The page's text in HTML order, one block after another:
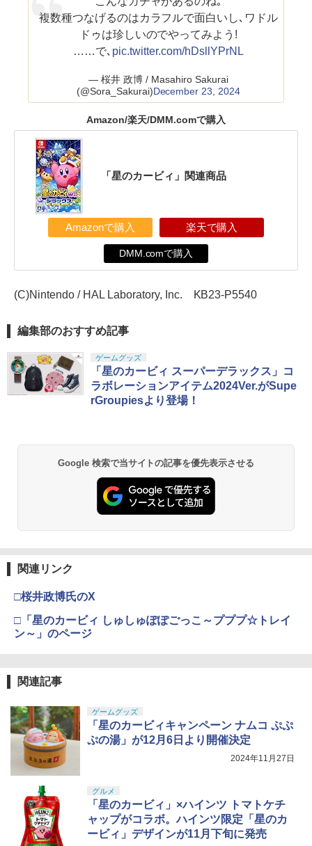
複数種つなげるのはカラフルで面白いし､ワドル
ドゥは珍しいのでやってみよう!
……で､ pic.twitter.com/hDsllYPrNL
— 桜井 政博 / Masahiro Sakurai
(@Sora_Sakurai)December 23, 2024
Amazon/楽天/DMM.comで購入
「星のカービィ」関連商品
Amazonで購入 楽天で購入
DMM.comで購入
(C)Nintendo / HAL Laboratory, Inc. KB23‐P5540
編集部のおすすめ記事
ゲームグッズ
「星のカービィ スーパーデラックス」コ
ラボレーションアイテム2024Ver.がSupe
rGroupiesより登場！
Google 検索で当サイトの記事を優先表示させる
関連リンク
□桜井政博氏のX
□「星のカービィ しゅしゅぽぽごっこ～プププ☆トレイ
ン～」のページ
関連記事
ゲームグッズ
「星のカービィキャンペーン ナムコ ぷぷ
ぷの湯」が12月6日より開催決定
2024年11月27日
グルメ
「星のカービィ」×ハインツ トマトケチ
ャップがコラボ。ハインツ限定「星のカ
ービィ」デザインが11月下旬に発売